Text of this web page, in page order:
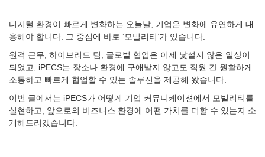
디지털 환경이 빠르게 변화하는 오늘날, 기업은 변화에 유연하게 대
응해야 합니다. 그 중심에 바로 ‘모빌리티’가 있습니다.
원격 근무, 하이브리드 팀, 글로벌 협업은 이제 낯설지 않은 일상이
되었고, iPECS는 장소나 환경에 구애받지 않고도 직원 간 원활하게
소통하고 빠르게 협업할 수 있는 솔루션을 제공해 왔습니다.
이번 글에서는 iPECS가 어떻게 기업 커뮤니케이션에서 모빌리티를
실현하고, 앞으로의 비즈니스 환경에 어떤 가치를 더할 수 있는지 소
개해드리겠습니다.